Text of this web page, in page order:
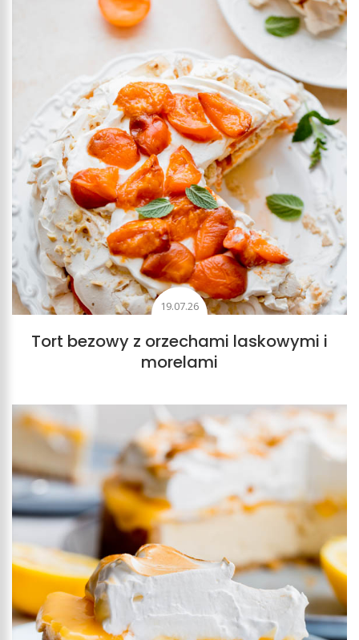
W zależności od tego, do czego jej planujecie użyć i jaka
będzie jej wielkość, trzeba dostosować odpowiedni czas
i temperaturę pieczenia. Warto pamiętać, że każdy
piekarnik jest inny i dobre jego wyczucie to podstawa w
przypadku wypieków. Nie poddawajcie się jednak,
metodą prób i błędów dojdziecie do ideału. A jest nim
beza chrupiąca z zewnątrz i piankowa w środku.
Beza jest kapryśna, ale gwarantuję Wam, że nabranie
wprawy w jej pieczeniu nie jest takie trudne, jak się
wydaje. Warto podjąć wysiłek, bo beza daje ogromne
możliwości. A jeśli jesteście na diecie eliminacyjnej i
sądzicie, że ten wypiek jest poza Waszym zasięgiem lub
po prostu jesteście weganami, polecam Wam przepis
na wegańską bezę. Jej podstawą jest woda po
ciecierzycy. Taka beza jest bardziej ciągnąca się i klejąca
Do czego wykorzystać bezę?
Beza doskonale łączy się z tortami, szczególnie w parze
z owocami, tworząc jedne z najbardziej efektownych
cukierniczych wypieków. Może być także formowana w
niewielkieciasteczka bezowe, ale także stanowić
składniki wielu ciast, jako bezowa pianka. Przykładem
takiego połączenia jest kruche, migdałowe ciasto ze
śliwkami uwieńczone właśnie bezą lub kostka alpejska.
Bezę można wykorzystać w nietypowy sposób i podać
ją wraz z zapiekaną brzoskwinią, tworząc prosty, szybki
19.07.26
Tort bezowy z orzechami laskowymi i
morelami